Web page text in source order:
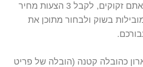
פרטי ההובלה שלה אתם זקוקים, לקבל 3 הצעות מחיר
בשוק ולבחור מתוכן את
כהובלה קטנה (הובלה של פריט